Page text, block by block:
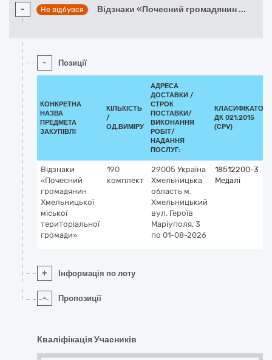
- Не відбувся Відзнаки «Почесний громадянин ...
- Позиції
КОНКРЕТНА
НАЗВА
ПРЕДМЕТА
ЗАКУПІВЛІ
КІЛЬКІСТЬ
/
ОД.ВИМІРУ
АДРЕСА
ДОСТАВКИ /
СТРОК
ПОСТАВКИ/
ВИКОНАННЯ
РОБІТ/
НАДАННЯ
ПОСЛУГ:
КЛАСИФІКАТОР
ДК 021:2015
(CPV)
Відзнаки
«Почесний
громадянин
Хмельницької
міської
територіальної
громади»
190
комплект
29005 Україна
Хмельницька
область м.
Хмельницький
вул. Героїв
Маріуполя, 3
по 01-08-2026
18512200-3
Медалі
+ Інформація по лоту
- Пропозиції
Кваліфікація Учасників